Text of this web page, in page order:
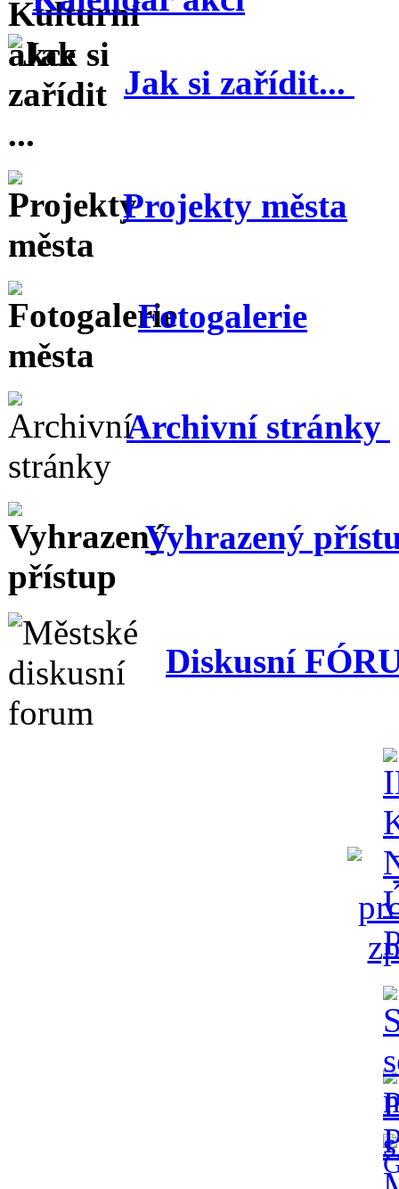
Jak si zařídit...
Projekty města
Fotogalerie
Archivní stránky
Vyhrazený
Diskusní